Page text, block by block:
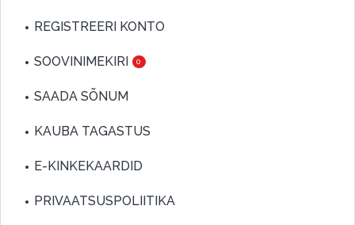
REGISTREERI KONTO
SOOVINIMEKIRI 0
SAADA SÕNUM
KAUBA TAGASTUS
E-KINKEKAARDID
PRIVAATSUSPOLIITIKA